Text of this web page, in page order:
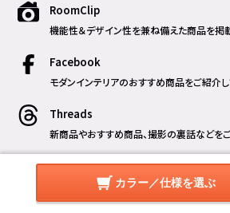
カラー／仕様を選ぶ
RoomClip
機能性＆デザイン性を兼ね備えた商品を掲載
Facebook
モダンインテリアのおすすめ商品をご紹介し
Threads
新商品やおすすめ商品、撮影の裏話などをご